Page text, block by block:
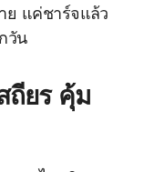
ย แค่ชาร์จแล้ว
วัน
ถียร คุ้ม